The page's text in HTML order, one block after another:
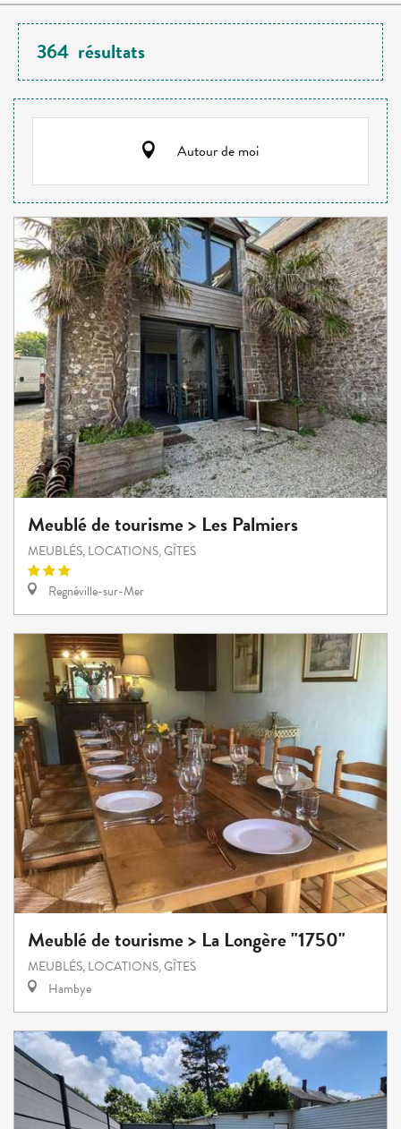
364 résultats
Autour de moi
Meublé de tourisme > Les Palmiers
MEUBLÉS, LOCATIONS, GÎTES
Regnéville-sur-Mer
Meublé de tourisme > La Longère "1750"
MEUBLÉS, LOCATIONS, GÎTES
Hambye